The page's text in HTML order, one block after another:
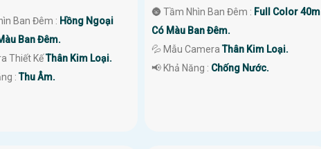
Ban Đêm : Hồng Ngoại
Ban Đêm.
Thiết KếThân Kim Loại.
:Thu Âm.
🌚 Tầm Nhìn Ban Đêm : Full Color 40m
Có Màu Ban Đêm.
💦 Mẫu CameraThân Kim Loại.
️📢 Khả Năng : Chống Nước.